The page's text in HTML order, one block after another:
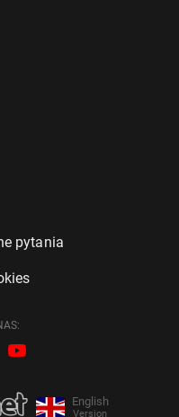
pytania
English
Version